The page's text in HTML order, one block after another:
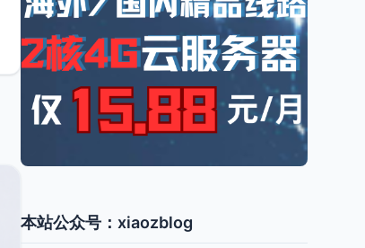
本站公众号：xiaozblog